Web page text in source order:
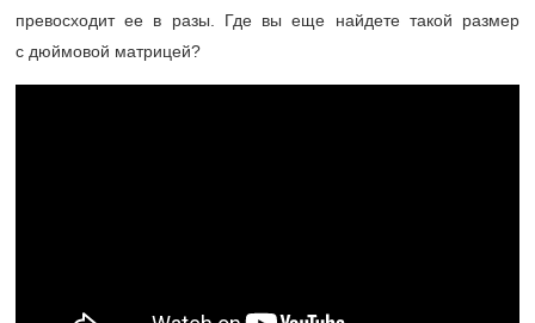
превосходит ее в разы. Где вы еще найдете такой размер
с дюймовой матрицей?